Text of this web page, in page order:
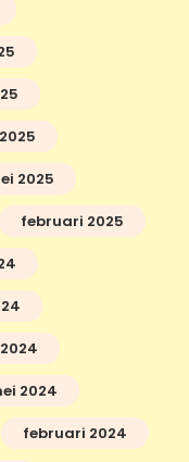
2025
februari 2025
2024
februari 2024